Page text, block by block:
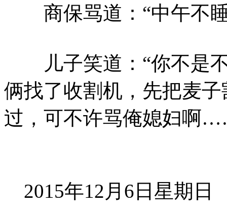
商保骂道：“中午不睡
儿子笑道：“你不是不
俩找了收割机，先把麦
过，可不许骂俺媳妇啊
2015年12月6日星期日